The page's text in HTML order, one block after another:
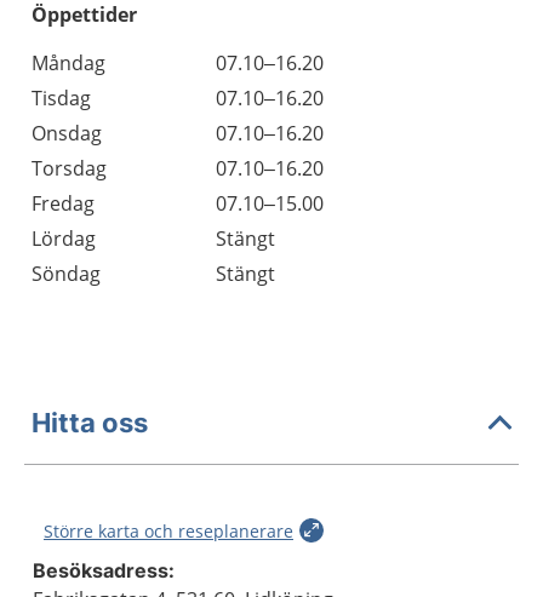
Öppettider
Dag
Öppettider
Kommentarer
Måndag
07.10–16.20
Tisdag
07.10–16.20
Onsdag
07.10–16.20
Torsdag
07.10–16.20
Fredag
07.10–15.00
Lördag
Stängt
Söndag
Stängt
Hitta oss
Större karta och reseplanerare
Besöksadress: